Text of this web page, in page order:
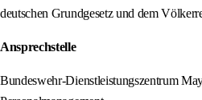
deutschen Grundgesetz und dem
Ansprechstelle
Bundeswehr-Dienstleistungszentrum